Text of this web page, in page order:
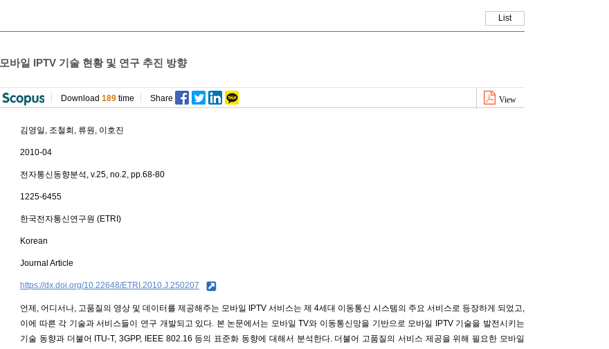
List
모바일 IPTV 기술 현황 및 연구 추진 방향
Download 189 time Share View
김영일 , 조철회 , 류원 , 이호진
2010-04
전자통신동향분석, v.25, no.2, pp.68-80
1225-6455
한국전자통신연구원 (ETRI)
Korean
Journal Article
https://dx.doi.org/10.22648/ETRI.2010.J.250207
언제, 어디서나, 고품질의 영상 및 데이터를 제공해주는 모바일 IPTV 서비스는 제 4세대 이동통신 시스템의 주요 서비스로 등장하게 되었고,
이에 따른 각 기술과 서비스들이 연구 개발되고 있다. 본 논문에서는 모바일 TV와 이동통신망을 기반으로 모바일 IPTV 기술을 발전시키는
기술 동향과 더불어 ITU-T, 3GPP, IEEE 802.16 등의 표준화 동향에 대해서 분석한다. 더불어 고품질의 서비스 제공을 위해 필요한 모바일